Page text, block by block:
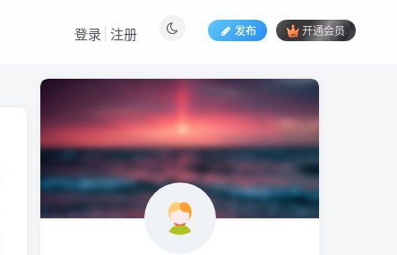
发布 开通会员
登录 注册
视频号暴力变现玩法，感
人瞬间绘画赛道，手机电脑
均可
22天前 ￥ 5.9 58
（19404期）2026闲鱼
电商高需求卖法，长期稳定